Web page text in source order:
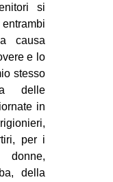
si
causa
e lo
stesso
delle
in
per i
della